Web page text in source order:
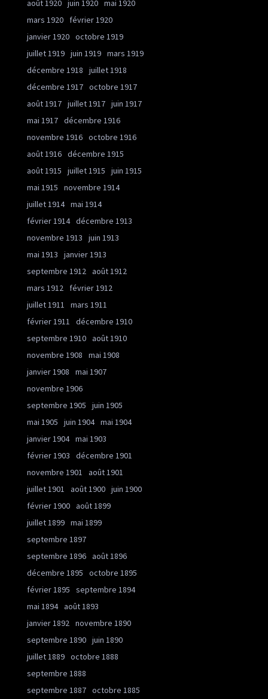
août 1920 juin 1920 mai 1920
mars 1920
février 1920
janvier 1920 octobre 1919
juillet 1919 juin 1919 mars 1919
décembre 1918
juillet 1918
décembre 1917 octobre 1917
août 1917 juillet 1917 juin 1917
mai 1917 décembre 1916
novembre 1916 octobre 1916
août 1916 décembre 1915
août 1915
juillet 1915
juin 1915
mai 1915
novembre 1914
juillet 1914 mai 1914
février 1914 décembre 1913
novembre 1913
juin 1913
mai 1913
janvier 1913
septembre 1912 août 1912
mars 1912
février 1912
juillet 1911
mars 1911
février 1911
décembre 1910
septembre 1910 août 1910
novembre 1908
mai 1908
janvier 1908
mai 1907
novembre 1906
septembre 1905
juin 1905
mai 1905
juin 1904 mai 1904
janvier 1904 mai 1903
février 1903
décembre 1901
novembre 1901
août 1901
juillet 1901
août 1900 juin 1900
février 1900 août 1899
juillet 1899 mai 1899
septembre 1897
septembre 1896 août 1896
décembre 1895
octobre 1895
février 1895
septembre 1894
mai 1894 août 1893
janvier 1892 novembre 1890
septembre 1890 juin 1890
juillet 1889 octobre 1888
septembre 1888
septembre 1887 octobre 1885